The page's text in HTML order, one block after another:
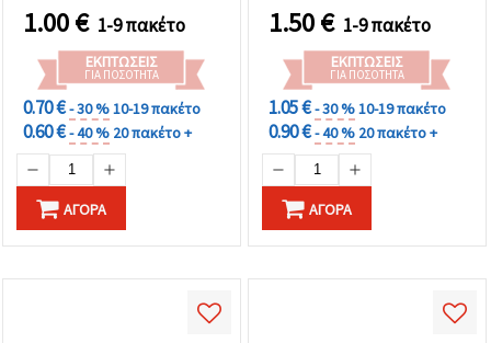
1.00€ 1-9 πακέτο
ΕΚΠΤΏΣΕΙΣ
ΓΙΑ ΠΟΣΌΤΗΤΑ
0.70 €- 30 %10-19 πακέτο
0.60 €- 40 % 20 πακέτο +
ΑΓΟΡΆ
1.50€ 1-9 πακέτο
ΕΚΠΤΏΣΕΙΣ
ΓΙΑ ΠΟΣΌΤΗΤΑ
1.05 €- 30 %10-19 πακέτο
0.90 €- 40 % 20 πακέτο +
ΑΓΟΡΆ